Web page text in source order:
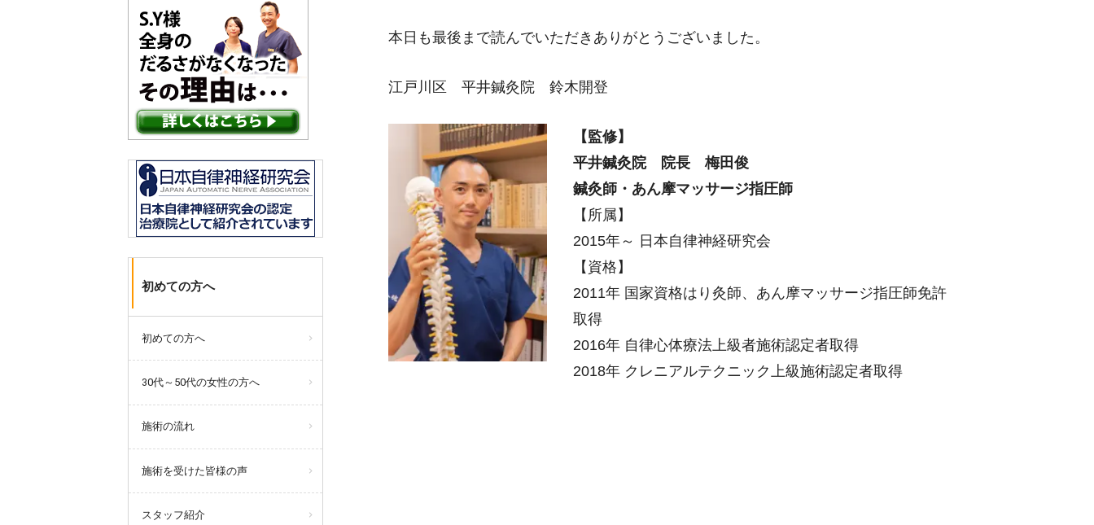
初めての方へ
初めての方へ
30代～50代の女性の方へ
施術の流れ
施術を受けた皆様の声
スタッフ紹介
本日も最後まで読んでいただきありがとうございました。
江戸川区 平井鍼灸院 鈴木開登
【監修】
平井鍼灸院 院長 梅田俊
鍼灸師・あん摩マッサージ指圧師
【所属】
2015年～ 日本自律神経研究会
【資格】
2011年 国家資格はり灸師、あん摩マッサージ指圧師免許
取得
2016年 自律心体療法上級者施術認定者取得
2018年 クレニアルテクニック上級施術認定者取得